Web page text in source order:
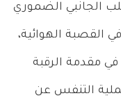
الجانبي الضموري
القصبة الهوائية،
مقدمة الرقبة
التنفس عن